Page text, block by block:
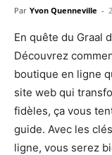
Par Yvon Quenneville -
En quête du Graal
Découvrez
boutique en ligne
site web qui
fidèles, ça vous
guide. Avec les
ligne, vous serez